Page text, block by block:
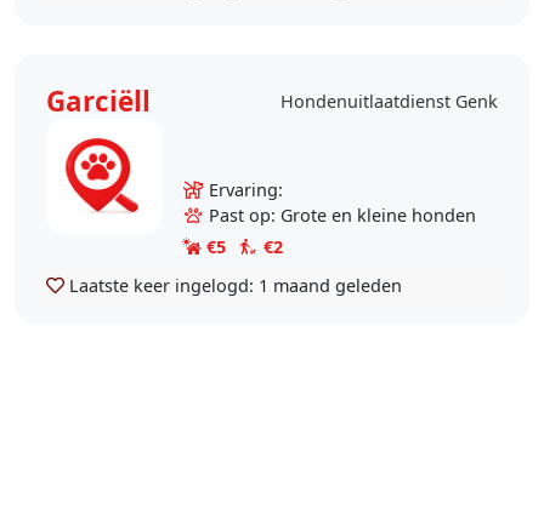
Garciëll Hondenuitlaatdienst Genk
Ervaring:
Past op: Grote en kleine honden
€5
€2
Laatste keer ingelogd: 1 maand geleden